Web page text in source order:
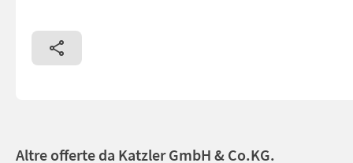
Altre offerte da Katzler GmbH & Co.KG.